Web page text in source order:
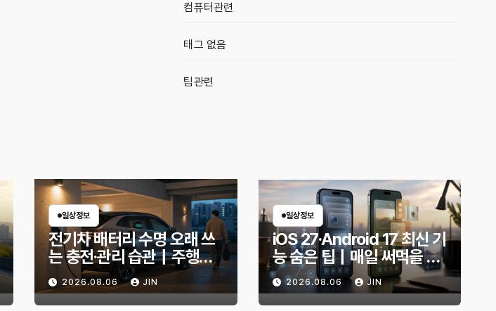
컴퓨터관련
태그 없음
팁관련
일상정보
전기차 배터리 수명 오래 쓰
는 충전·관리 습관｜주행거
리 불안 줄이는 현실적인 방
법2026.08.06 JIN
일상정보
iOS 27·Android 17 최신 기
능 숨은 팁｜매일 써먹을 만
한 기능만 골랐다
2026.08.06 JIN